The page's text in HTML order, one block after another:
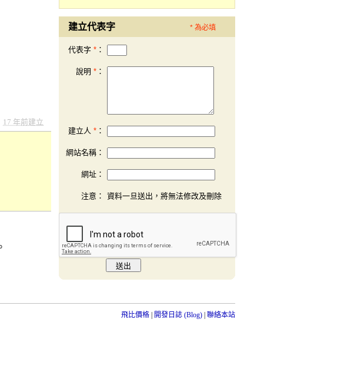
17 年前建立
建立代表字 * 為必填
代表字 * ：
說明 * ：
建立人 * ：
網站名稱：
網址：
注意： 資料一旦送出，將無法修改及刪除
飛比價格 開發日誌 (Blog) 聯絡本站